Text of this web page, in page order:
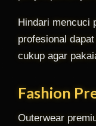
Hindari mencuci
profesional
cukup agar
Fashion
Outerwear